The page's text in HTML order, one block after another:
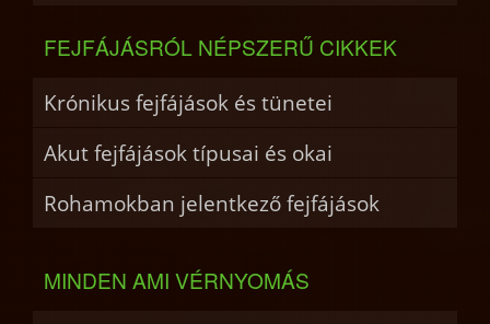
FEJFÁJÁSRÓL NÉPSZERŰ CIKKEK
Krónikus fejfájások és tünetei
Akut fejfájások típusai és okai
Rohamokban jelentkező fejfájások
MINDEN AMI VÉRNYOMÁS